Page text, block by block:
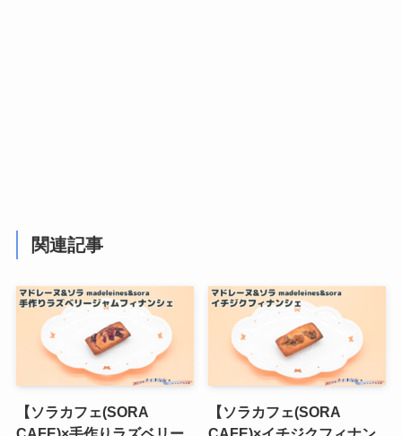
関連記事
【ソラカフェ(SORA
【ソラカフェ(SORA